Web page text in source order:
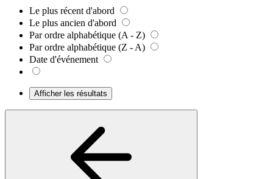
Le plus récent d'abord
Le plus ancien d'abord
Par ordre alphabétique (A - Z)
Par ordre alphabétique (Z - A)
Date d'événement
Afficher les résultats